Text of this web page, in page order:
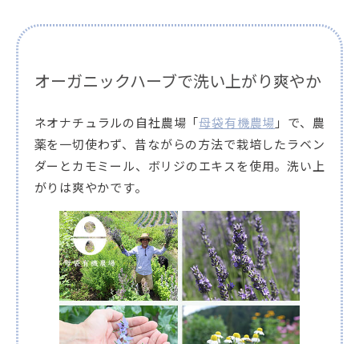
オーガニックハーブで洗い上がり爽やか
ネオナチュラルの自社農場「母袋有機農場 」で、農
薬を一切使わず、昔ながらの方法で栽培したラベン
ダーとカモミール、ボリジのエキスを使用。洗い上
がりは爽やかです。